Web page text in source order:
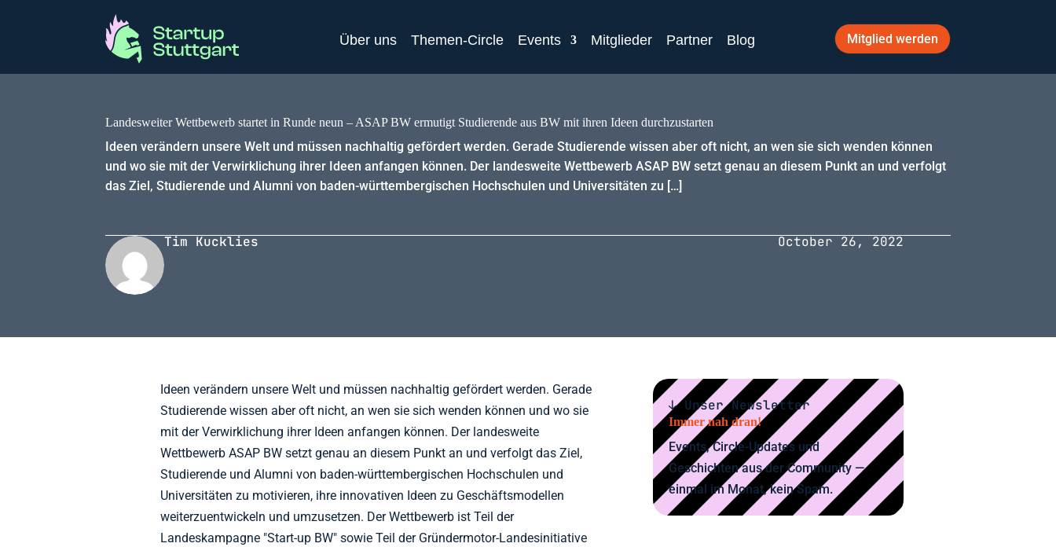
Über uns Themen-Circle Events Mitglieder Partner Blog Mitglied werden
Landesweiter Wettbewerb startet in Runde neun – ASAP BW ermutigt Studierende aus BW mit ihren Ideen durchzustarten
Ideen verändern unsere Welt und müssen nachhaltig gefördert werden. Gerade Studierende wissen aber oft nicht, an wen sie sich wenden können
und wo sie mit der Verwirklichung ihrer Ideen anfangen können. Der landesweite Wettbewerb ASAP BW setzt genau an diesem Punkt an und verfolgt
das Ziel, Studierende und Alumni von baden-württembergischen Hochschulen und Universitäten zu […]
Tim Kucklies October 26, 2022
Ideen verändern unsere Welt und müssen nachhaltig gefördert werden. Gerade
Studierende wissen aber oft nicht, an wen sie sich wenden können und wo sie
mit der Verwirklichung ihrer Ideen anfangen können. Der landesweite
Wettbewerb ASAP BW setzt genau an diesem Punkt an und verfolgt das Ziel,
Studierende und Alumni von baden-württembergischen Hochschulen und
Universitäten zu motivieren, ihre innovativen Ideen zu Geschäftsmodellen
weiterzuentwickeln und umzusetzen. Der Wettbewerb ist Teil der
Landeskampagne "Start-up BW" sowie Teil der Gründermotor-Landesinitiative
↓ Unser Newsletter
Immer nah dran!
Events, Circle-Updates und
Geschichten aus der Community —
einmal im Monat, kein Spam.